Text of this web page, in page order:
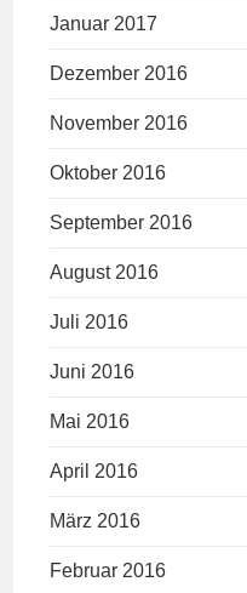
Januar 2017
Dezember 2016
November 2016
Oktober 2016
September 2016
August 2016
Juli 2016
Juni 2016
Mai 2016
April 2016
März 2016
Februar 2016